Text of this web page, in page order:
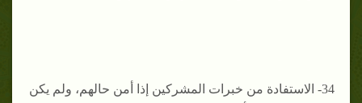
34- الاستفادة من خبرات المشركين إذا أمن حالهم، ولم يكن